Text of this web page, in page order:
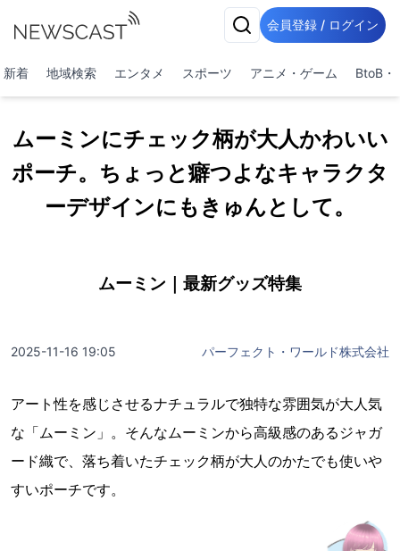
会員登録 / ログイン
新着 地域検索 エンタメ スポーツ アニメ・ゲーム BtoB・
ムーミンにチェック柄が大人かわいい
ポーチ。ちょっと癖つよなキャラクタ
ーデザインにもきゅんとして。
ムーミン｜最新グッズ特集
2025-11-16 19:05 パーフェクト・ワールド株式会社
アート性を感じさせるナチュラルで独特な雰囲気が大人気
な「ムーミン」。そんなムーミンから高級感のあるジャガ
ード織で、落ち着いたチェック柄が大人のかたでも使いや
すいポーチです。